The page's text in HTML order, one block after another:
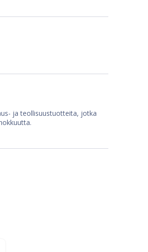
ja teollisuustuotteita, jotka